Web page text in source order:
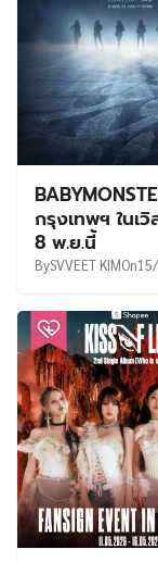
กรุงเทพฯ ในเ
8 พ.ย.นี้
BySVVEET KIMOn